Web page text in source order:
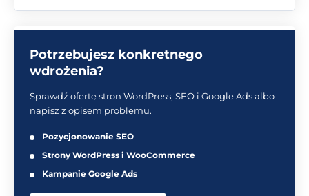
Potrzebujesz konkretnego
wdrożenia?
Sprawdź ofertę stron WordPress, SEO i Google Ads albo
napisz z opisem problemu.
Pozycjonowanie SEO
Strony WordPress i WooCommerce
Kampanie Google Ads